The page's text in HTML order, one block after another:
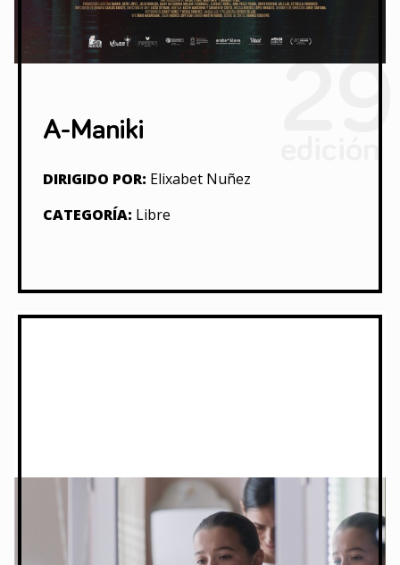
A-Maniki
DIRIGIDO POR: Elixabet Nuñez
CATEGORÍA: Libre